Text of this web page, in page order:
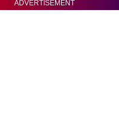
ADVERTISEMENT